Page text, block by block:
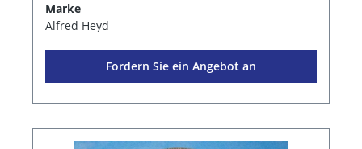
Marke
Alfred Heyd
Fordern Sie ein Angebot an